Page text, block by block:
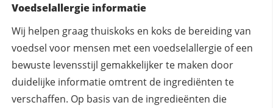
Voedselallergie informatie
Wij helpen graag thuiskoks en koks de bereiding van
voedsel voor mensen met een voedselallergie of een
bewuste levensstijl gemakkelijker te maken door
duidelijke informatie omtrent de ingrediënten te
verschaffen. Op basis van de ingredieënten die